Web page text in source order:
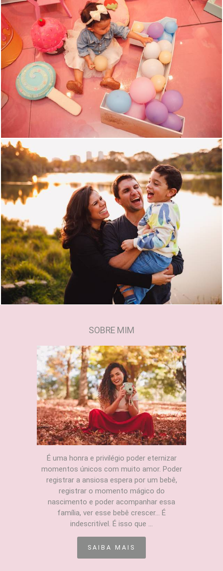
1290
1008 0
SOBRE MIM
É uma honra e privilégio poder eternizar
momentos únicos com muito amor. Poder
registrar a ansiosa espera por um bebê,
registrar o momento mágico do
nascimento e poder acompanhar essa
família, ver esse bebê crescer... É
indescritível. É isso que ...
SAIBA MAIS